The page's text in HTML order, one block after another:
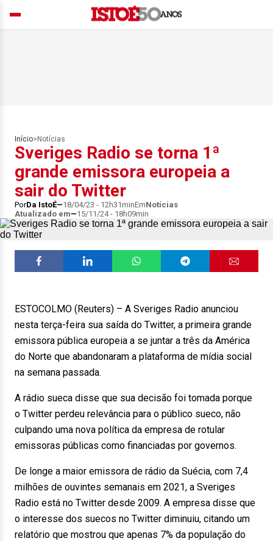
Início> Notícias
Sveriges Radio se torna 1ª
grande emissora europeia a
sair do Twitter
PorDa IstoÉ 18/04/23 - 12h31minEmNotícias
Atualizado em
15/11/24 - 18h09min
ESTOCOLMO (Reuters) – A Sveriges Radio anunciou
nesta terça-feira sua saída do Twitter, a primeira grande
emissora pública europeia a se juntar a três da América
do Norte que abandonaram a plataforma de mídia social
na semana passada.
A rádio sueca disse que sua decisão foi tomada porque
o Twitter perdeu relevância para o público sueco, não
culpando uma nova política da empresa de rotular
emissoras públicas como financiadas por governos.
De longe a maior emissora de rádio da Suécia, com 7,4
milhões de ouvintes semanais em 2021, a Sveriges
Radio está no Twitter desde 2009. A empresa disse que
o interesse dos suecos no Twitter diminuiu, citando um
relatório que mostrou que apenas 7% da população do